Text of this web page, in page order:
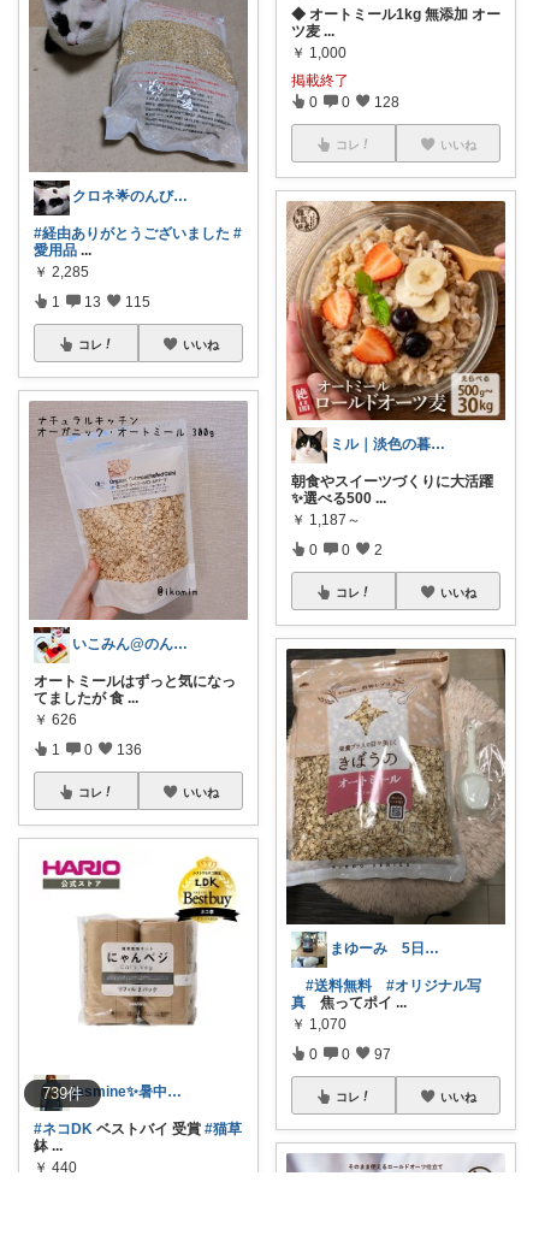
739件
クロネ🌟のんびりゆったり活動です🌟
#経由ありがとうございました #
愛用品 ...
￥ 2,285
1 13 115
コレ いいね
いこみん@のんびりペースです🌸
オートミールはずっと気になっ
てましたが 食 ...
￥ 626
1 0 136
コレ いいね
jasmine✨暑中見舞(*ꆤ.̫ꆤ*)
#ネコDK ベストバイ 受賞 #猫草
鉢 ...
￥ 440
◆ オートミール1kg 無添加 オー
ツ麦 ...
￥ 1,000
掲載終了
0 0 128
コレ いいね
ミル｜淡色の暮らし
朝食やスイーツづくりに大活躍
✨選べる500 ...
￥ 1,187～
0 0 2
コレ いいね
まゆーみ 5日子供服と📱ケース感謝💖
#送料無料
#オリジナル写
真 焦ってポイ ...
￥ 1,070
0 0 97
コレ いいね